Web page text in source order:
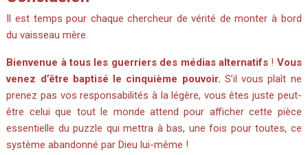
Il est temps pour chaque chercheur de vérité de monter à bord
du vaisseau mère.
Bienvenue à tous les guerriers des médias alternatifs! Vous
venez d’être baptisé le cinquième pouvoir. S’il vous plaît ne
prenez pas vos responsabilités à la légère, vous êtes juste peut-
être celui que tout le monde attend pour afficher cette pièce
essentielle du puzzle qui mettra à bas, une fois pour toutes, ce
système abandonné par Dieu lui-même !